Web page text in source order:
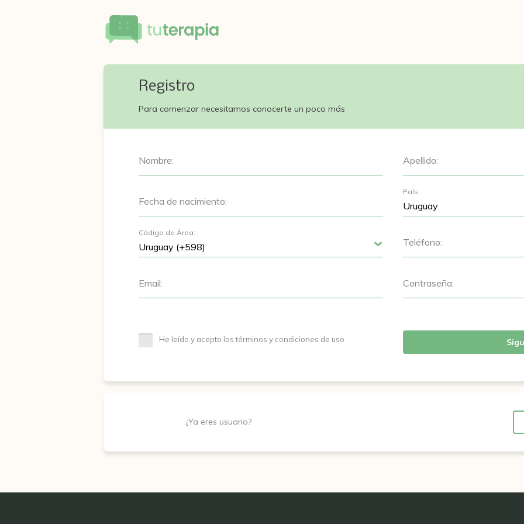
Registro
Para comenzar necesitamos conocerte un poco más
Nombre: Apellido:
Fecha de nacimiento:
País:
Código de Área:
Teléfono:
Email: Contraseña:
He leído y acepto los términos y condiciones de uso
¿Ya eres usuario?